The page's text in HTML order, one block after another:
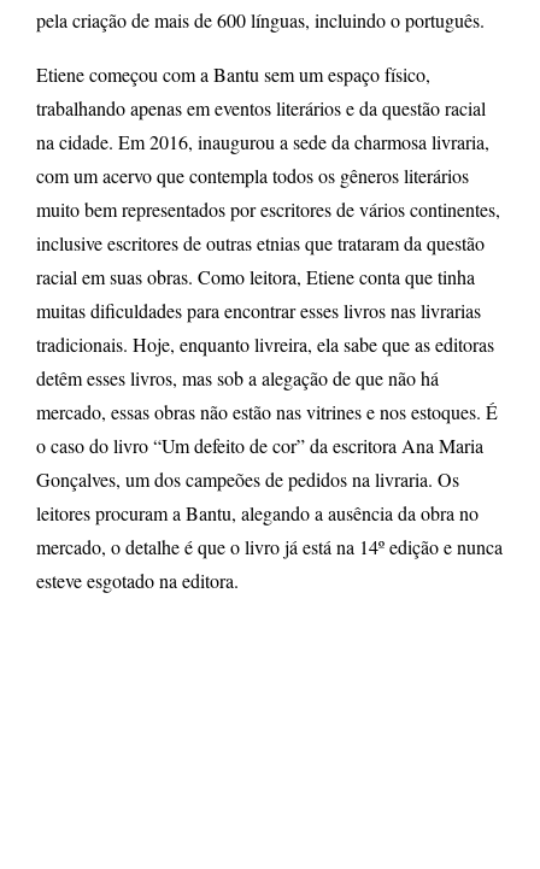
pela criação de mais de 600 línguas, incluindo o português.
Etiene começou com a Bantu sem um espaço físico,
trabalhando apenas em eventos literários e da questão racial
na cidade. Em 2016, inaugurou a sede da charmosa livraria,
com um acervo que contempla todos os gêneros literários
muito bem representados por escritores de vários continentes,
inclusive escritores de outras etnias que trataram da questão
racial em suas obras. Como leitora, Etiene conta que tinha
muitas dificuldades para encontrar esses livros nas livrarias
tradicionais. Hoje, enquanto livreira, ela sabe que as editoras
detêm esses livros, mas sob a alegação de que não há
mercado, essas obras não estão nas vitrines e nos estoques. É
o caso do livro “Um defeito de cor” da escritora Ana Maria
Gonçalves, um dos campeões de pedidos na livraria. Os
leitores procuram a Bantu, alegando a ausência da obra no
mercado, o detalhe é que o livro já está na 14º edição e nunca
esteve esgotado na editora.